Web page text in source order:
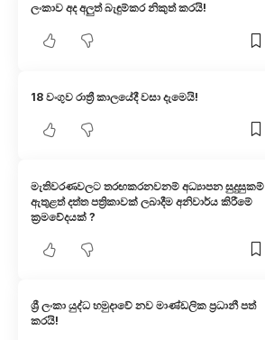
ලංකාව අද අලුත් බැඳුම්කර නිකුත් කරයි!
18 වංගුව රාත්‍රී කාලයේදී වසා දැමෙයි!
මැතිවරණවලට තරඟකරනවනම් අධ්‍යාපන සුදුසුකම්
ඇතුළත් දත්ත පත්‍රිකාවක් ලබාදීම අනිවාර්ය කිරීමේ
ක්‍රමවේදයක් ?
ශ්‍රී ලංකා යුද්ධ හමුදාවේ නව මාණ්ඩලික ප්‍රධානී පත්
කරයි!